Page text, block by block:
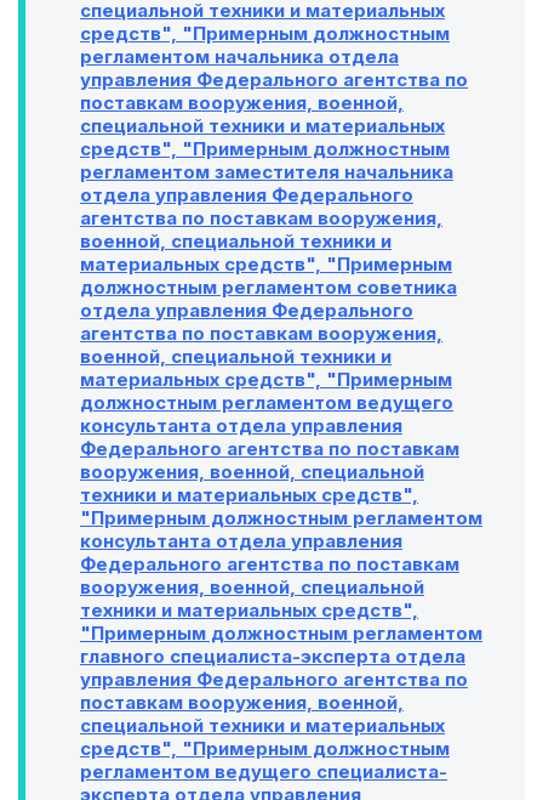
специальной техники и материальных
средств", "Примерным должностным
регламентом начальника отдела
управления Федерального агентства по
поставкам вооружения, военной,
специальной техники и материальных
средств", "Примерным должностным
регламентом заместителя начальника
отдела управления Федерального
агентства по поставкам вооружения,
военной, специальной техники и
материальных средств", "Примерным
должностным регламентом советника
отдела управления Федерального
агентства по поставкам вооружения,
военной, специальной техники и
материальных средств", "Примерным
должностным регламентом ведущего
консультанта отдела управления
Федерального агентства по поставкам
вооружения, военной, специальной
техники и материальных средств",
"Примерным должностным регламентом
консультанта отдела управления
Федерального агентства по поставкам
вооружения, военной, специальной
техники и материальных средств",
"Примерным должностным регламентом
главного специалиста-эксперта отдела
управления Федерального агентства по
поставкам вооружения, военной,
специальной техники и материальных
средств", "Примерным должностным
регламентом ведущего специалиста-
эксперта отдела управления